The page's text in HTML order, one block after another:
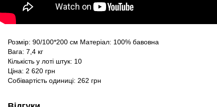
Розмір: 90/100*200 см Матеріал: 100% бавовна
Вага: 7,4 кг
Кількість у лоті штук: 10
Ціна: 2 620 грн
Собівартість одиниці: 262 грн